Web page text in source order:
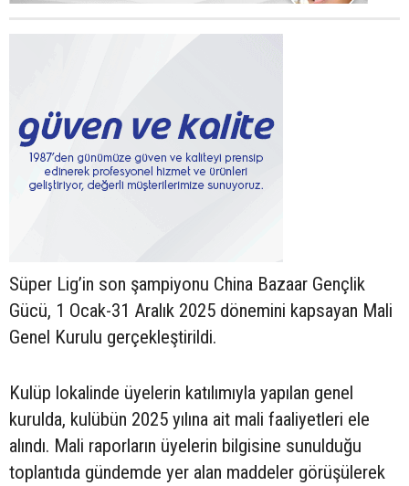
Süper Lig’in son şampiyonu China Bazaar Gençlik
Gücü, 1 Ocak-31 Aralık 2025 dönemini kapsayan Mali
Genel Kurulu gerçekleştirildi.
Kulüp lokalinde üyelerin katılımıyla yapılan genel
kurulda, kulübün 2025 yılına ait mali faaliyetleri ele
alındı. Mali raporların üyelerin bilgisine sunulduğu
toplantıda gündemde yer alan maddeler görüşülerek